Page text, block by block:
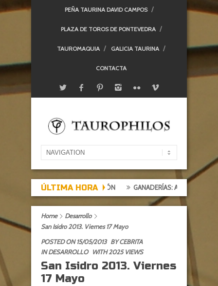
PEÑA TAURINA DAVID CAMPOS
PLAZA DE TOROS DE PONTEVEDRA
TAUROMAQUIA GALICIA TAURINA
CONTACTA
ÚLTIMA HORA
TARDE DE DECEPCIÓN GANADERÍAS: ALCURRUCÉN
Home
Desarrollo
San Isidro 2013. Viernes 17 Mayo
POSTED ON 15/05/2013 BYCEBRITA
INDESARROLLO WITH 2025 VIEWS
San Isidro 2013. Viernes
17 Mayo